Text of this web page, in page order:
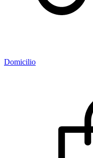
Domicilio